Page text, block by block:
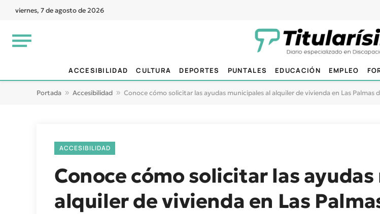
viernes, 7 de agosto de 2026
ACCESIBILIDAD CULTURA DEPORTES PUNTALES EDUCACIÓN EMPLEO
Portada » Accesibilidad » Conoce cómo solicitar las ayudas municipales al alquiler de vivienda en Las Palmas
ACCESIBILIDAD
Conoce cómo solicitar las
alquiler de vivienda en Las